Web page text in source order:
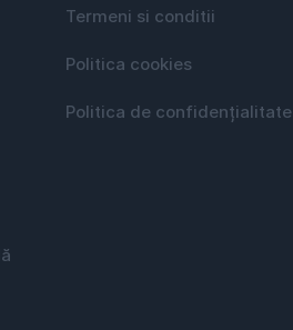
Termeni si conditii
Politica cookies
Politica de confidențialitate